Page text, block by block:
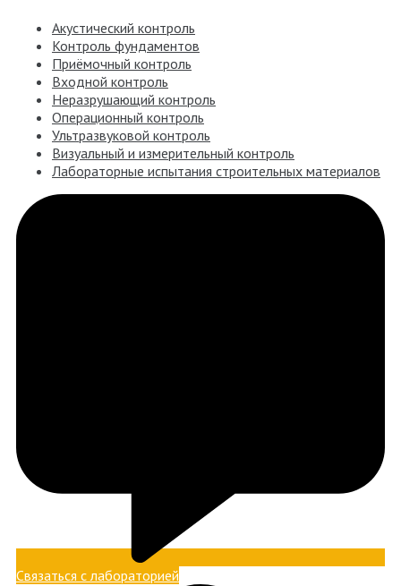
Акустический контроль
Контроль фундаментов
Приёмочный контроль
Входной контроль
Неразрушающий контроль
Операционный контроль
Ультразвуковой контроль
Визуальный и измерительный контроль
Лабораторные испытания строительных материалов
Связаться с лабораторией